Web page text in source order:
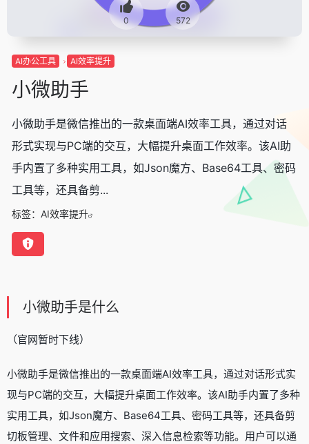
0 572
AI办公工具 AI效率提升
小微助手
小微助手是微信推出的一款桌面端AI效率工具，通过对话
形式实现与PC端的交互，大幅提升桌面工作效率。该AI助
手内置了多种实用工具，如Json魔方、Base64工具、密码
工具等，还具备剪...
标签： AI效率提升
小微助手是什么
（官网暂时下线）
小微助手是微信推出的一款桌面端AI效率工具，通过对话形式实
现与PC端的交互，大幅提升桌面工作效率。该AI助手内置了多种
实用工具，如Json魔方、Base64工具、密码工具等，还具备剪
切板管理、文件和应用搜索、深入信息检索等功能。用户可以通